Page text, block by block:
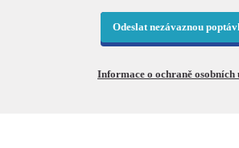
Odeslat nezávaznou
Informace o ochraně osobních